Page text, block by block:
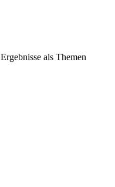
Ergebnisse als Themen